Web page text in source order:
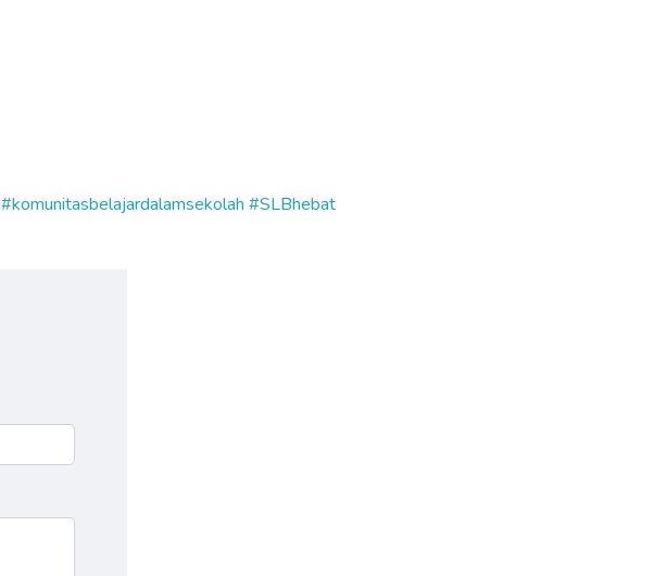
#komunitasbelajardalamsekolah #SLBhebat